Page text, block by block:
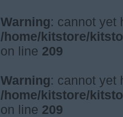
Warning: cannot yet
/home/kitstore/
on line 209
Warning: cannot yet
/home/kitstore/
on line 209